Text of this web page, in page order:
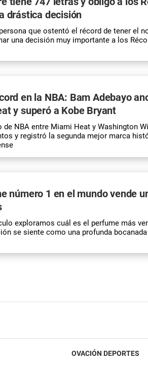
drástica decisión
que ostentó el récord de tener el
una decisión muy importante a los
en la NBA: Bam Adebayo
y superó a Kobe Bryant
de NBA entre Miami Heat y Washington
y registró la segunda mejor marca
número 1 en el mundo vende
exploramos cuál es el perfume más
se siente como una profunda
OVACIÓN DEPORTES